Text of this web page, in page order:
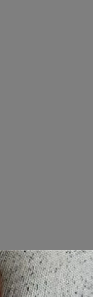
سمايل فريدا